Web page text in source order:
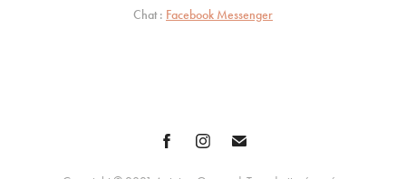
Chat : Facebook Messenger